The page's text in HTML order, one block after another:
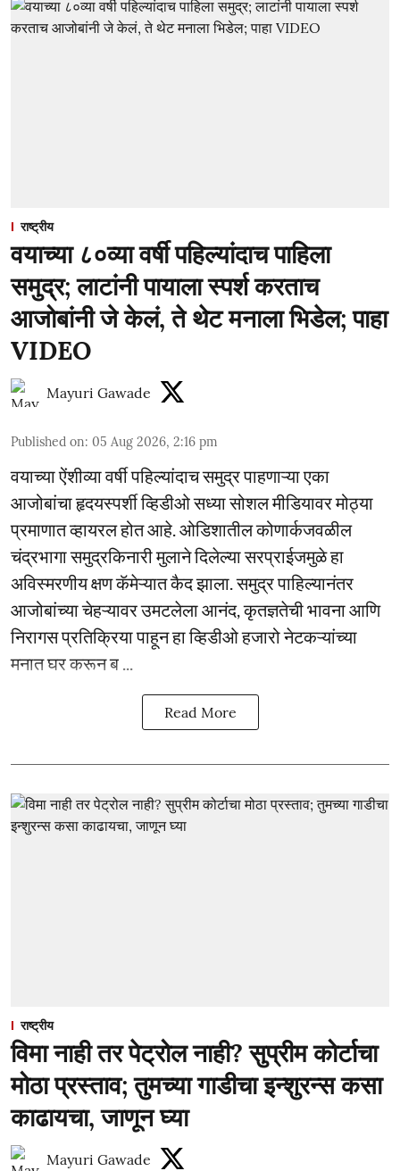
राष्ट्रीय
वयाच्या ८०व्या वर्षी पहिल्यांदाच पाहिला
समुद्र; लाटांनी पायाला स्पर्श करताच
आजोबांनी जे केलं, ते थेट मनाला भिडेल; पाहा
VIDEO
Mayuri Gawade
Published on: 05 Aug 2026, 2:16 pm
वयाच्या ऐंशीव्या वर्षी पहिल्यांदाच समुद्र पाहणाऱ्या एका
आजोबांचा हृदयस्पर्शी व्हिडीओ सध्या सोशल मीडियावर मोठ्या
प्रमाणात व्हायरल होत आहे. ओडिशातील कोणार्कजवळील
चंद्रभागा समुद्रकिनारी मुलाने दिलेल्या सरप्राईजमुळे हा
अविस्मरणीय क्षण कॅमेऱ्यात कैद झाला. समुद्र पाहिल्यानंतर
आजोबांच्या चेहऱ्यावर उमटलेला आनंद, कृतज्ञतेची भावना आणि
निरागस प्रतिक्रिया पाहून हा व्हिडीओ हजारो नेटकऱ्यांच्या
मनात घर करून ब ...
Read More
राष्ट्रीय
विमा नाही तर पेट्रोल नाही? सुप्रीम कोर्टाचा
मोठा प्रस्ताव; तुमच्या गाडीचा इन्शुरन्स कसा
काढायचा, जाणून घ्या
Mayuri Gawade